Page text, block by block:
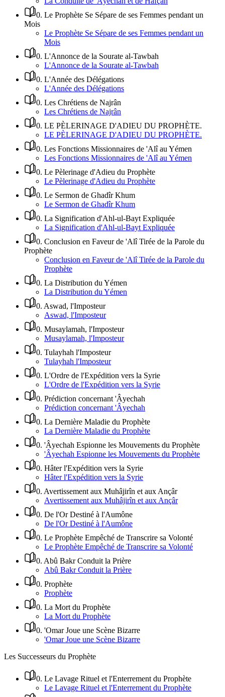
0. Le Prophète Se Sépare de ses Femmes pendant un
Mois
Le Prophète Se Sépare de ses Femmes pendant un
Mois
0. L'Annonce de la Sourate al-Tawbah
L'Annonce de la Sourate al-Tawbah
0. L'Année des Délégations
L'Année des Délégations
0. Les Chrétiens de Najrân
Les Chrétiens de Najrân
0. LE PÈLERINAGE D'ADIEU DU PROPHÈTE.
LE PÈLERINAGE D'ADIEU DU PROPHÈTE.
0. Les Fonctions Missionnaires de 'Alî au Yémen
Les Fonctions Missionnaires de 'Alî au Yémen
0. Le Pèlerinage d'Adieu du Prophète
Le Pèlerinage d'Adieu du Prophète
0. Le Sermon de Ghadîr Khum
Le Sermon de Ghadîr Khum
0. La Signification d'Ahl-ul-Bayt Expliquée
La Signification d'Ahl-ul-Bayt Expliquée
0. Conclusion en Faveur de 'Alî Tirée de la Parole du
Prophète
Conclusion en Faveur de 'Alî Tirée de la Parole du
Prophète
0. La Distribution du Yémen
La Distribution du Yémen
0. Aswad, l'Imposteur
Aswad, l'Imposteur
0. Musaylamah, l'Imposteur
Musaylamah, l'Imposteur
0. Tulayhah l'Imposteur
Tulayhah l'Imposteur
0. L'Ordre de l'Expédition vers la Syrie
L'Ordre de l'Expédition vers la Syrie
0. Prédiction concernant 'Âyechah
Prédiction concernant 'Âyechah
0. La Dernière Maladie du Prophète
La Dernière Maladie du Prophète
0. 'Âyechah Espionne les Mouvements du Prophète
'Âyechah Espionne les Mouvements du Prophète
0. Hâter l'Expédition vers la Syrie
Hâter l'Expédition vers la Syrie
0. Avertissement aux Muhâjirîn et aux Ançâr
Avertissement aux Muhâjirîn et aux Ançâr
0. De l'Or Destiné à l'Aumône
De l'Or Destiné à l'Aumône
0. Le Prophète Empêché de Transcrire sa Volonté
Le Prophète Empêché de Transcrire sa Volonté
0. Abû Bakr Conduit la Prière
Abû Bakr Conduit la Prière
0. Prophète
Prophète
0. La Mort du Prophète
La Mort du Prophète
0. 'Omar Joue une Scène Bizarre
'Omar Joue une Scène Bizarre
Les Successeurs du Prophète
0. Le Lavage Rituel et l'Enterrement du Prophète
Le Lavage Rituel et l'Enterrement du Prophète